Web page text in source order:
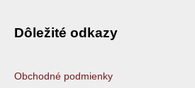
Dôležité odkazy
Obchodné podmienky